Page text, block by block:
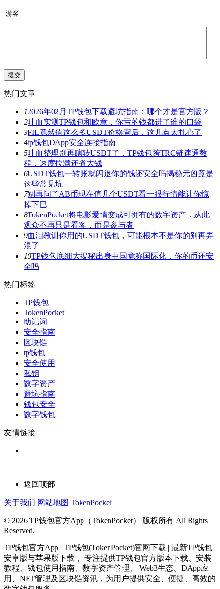
热门文章
12026年02月TP钱包下载避坑指南：哪个才是官方版？
2吐血实测TP钱包和欧意，你亏的钱都进了谁的口袋
3FIL竟然值这么多USDT价格背后，这几点太扎心了
4tp钱包DApp安全连接指南
5吐血整理别再瞎转USDT了，TP钱包跨TRC链速通教
程，速度拉满还省大钱
6USDT钱包一转账就闪退你的钱还安全吗揭秘元凶竟是
这些常见坑
7别再问了AB币现在值几个USDT看一眼行情能让你惊
掉下巴
8TokenPocket将电影爱情变成可拥有的数字资产：从此
观众不再只是看客，而是参与者
9血泪教训你用的USDT钱包，可能根本不是你的别再弄
混了
10TP钱包底细大揭秘出身中国竟称国际化，你的币还安
全吗
热门标签
TP钱包
TokenPocket
助记词
安全指南
区块链
tp钱包
安全使用
私钥
数字资产
避坑指南
钱包安全
数字钱包
友情链接
返回顶部
关于我们 网站地图 TokenPocket
© 2026 TP钱包官方App（TokenPocket） 版权所有 All Rights
Reserved.
TP钱包官方App | TP钱包(TokenPocket)官网下载 | 最新TP钱包
安卓版与苹果版下载， 专注提供TP钱包官方版本下载、安装
教程、钱包使用指南、数字资产管理、 Web3生态、DApp应
用、NFT管理及区块链资讯，为用户提供安全、便捷、高效的